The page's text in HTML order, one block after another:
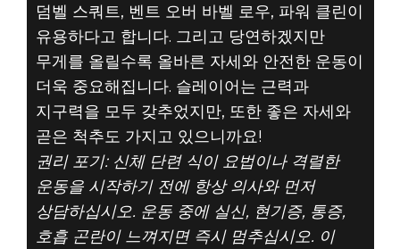
덤벨 스쿼트, 벤트 오버 바벨 로우, 파워 클린이
유용하다고 합니다. 그리고 당연하겠지만
무게를 올릴수록 올바른 자세와 안전한 운동이
더욱 중요해집니다. 슬레이어는 근력과
지구력을 모두 갖추었지만, 또한 좋은 자세와
곧은 척추도 가지고 있으니까요!
권리 포기: 신체 단련 식이 요법이나 격렬한
운동을 시작하기 전에 항상 의사와 먼저
상담하십시오. 운동 중에 실신, 현기증, 통증,
호흡 곤란이 느껴지면 즉시 멈추십시오. 이